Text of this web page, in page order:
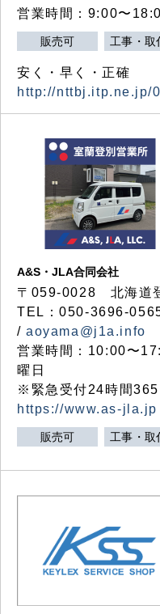
営業時間：9:00〜
販売可 工事・取
安く・早く・正確
http://nttbj.itp.ne.jp/
A&S・JLA合同会社
〒 059-0028 北海道
TEL：050-3696-
/aoyama@j1a.info
営業時間：10:00〜
曜日
※緊急受付24時間
https://www.as-jla.jp
販売可 工事・取